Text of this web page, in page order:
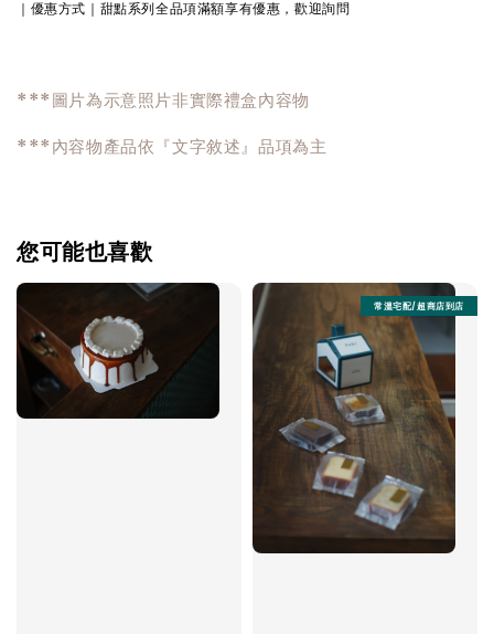
｜優惠方式｜ 甜點系列全品項滿額享有優惠，歡迎詢問
***圖片為示意照片非實際禮盒內容物
***內容物產品依『文字敘述』品項為主
您可能也喜歡
常溫宅配/超商店到店